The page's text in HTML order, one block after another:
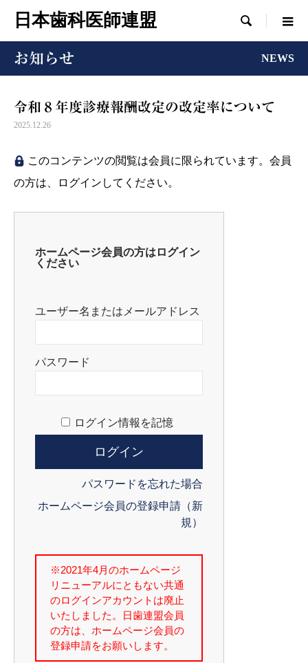
日本歯科医師連盟 
お知らせ NEWS
令和８年度診療報酬改定の改定率について
2025.12.26
このコンテンツの閲覧は会員に限られています。会員
の方は、ログインしてください。
ホームページ会員の方はログイン
ください
ユーザー名またはメールアドレス
パスワード
ログイン情報を記憶
パスワードを忘れた場合
ホームページ会員の登録申請（新
規）